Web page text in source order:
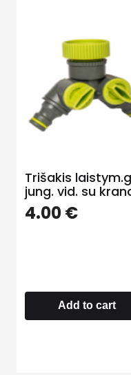
Trišakis
jung. vid. su
4.00€
Add to cart